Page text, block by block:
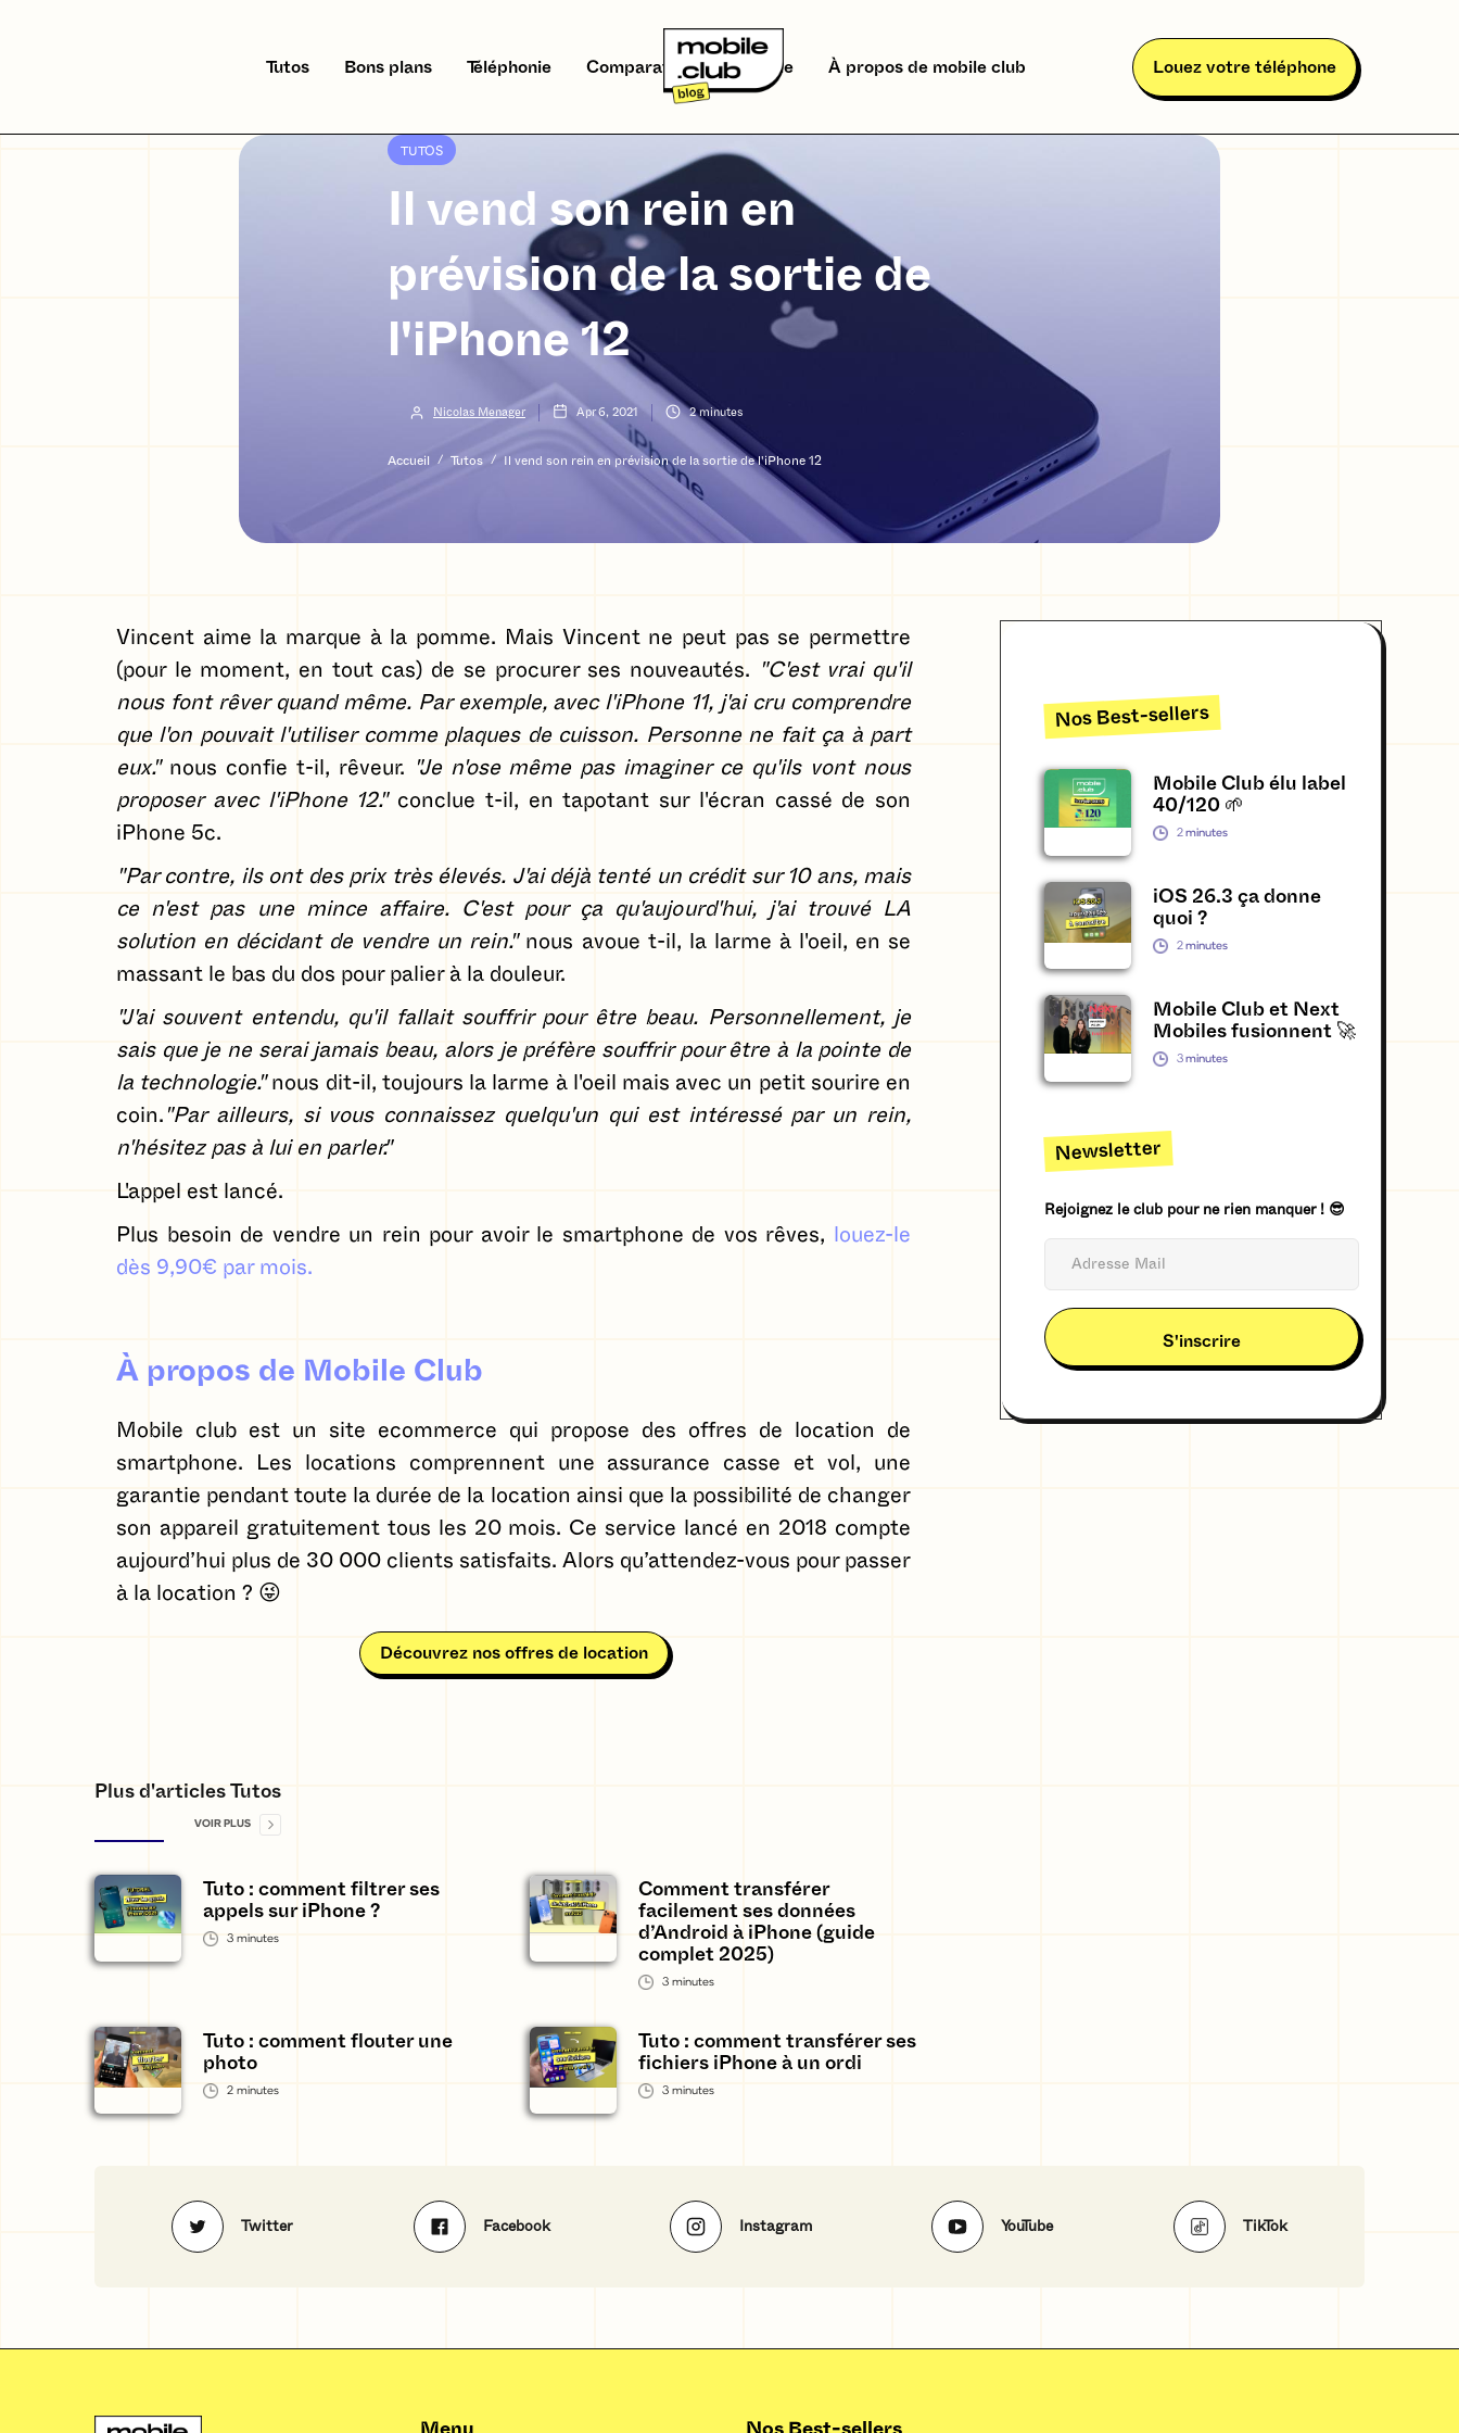
Tutos Bons plans Téléphonie Comparatifs Écologie À propos de mobile club Louez votre téléphone
TUTOS
Il vend son rein en
prévision de la sortie de
l'iPhone 12
Nicolas Menager Apr 6, 2021 2minutes
Accueil / Tutos / Il vend son rein en prévision de la sortie de l'iPhone 12
Vincent aime la marque à la pomme. Mais Vincent ne peut pas se permettre
(pour le moment, en tout cas) de se procurer ses nouveautés.
"C'est vrai qu'il
nous font rêver quand même. Par exemple, avec l'iPhone 11, j'ai cru comprendre
que l'on pouvait l'utiliser comme plaques de cuisson. Personne ne fait ça à part
eux."nous confie t-il, rêveur.
"Je n'ose même pas imaginer ce qu'ils vont nous
proposer avec l'iPhone 12."conclue t-il, en tapotant sur l'écran cassé de son
iPhone 5c.
"Par contre, ils ont des prix très élevés. J'ai déjà tenté un crédit sur 10 ans, mais
ce n'est pas une mince affaire. C'est pour ça qu'aujourd'hui, j'ai trouvé LA
solution en décidant de vendre un rein."nous avoue t-il, la larme à l'oeil, en se
massant le bas du dos pour palier à la douleur.
"J'ai souvent entendu, qu'il fallait souffrir pour être beau. Personnellement, je
sais que je ne serai jamais beau, alors je préfère souffrir pour être à la pointe de
la technologie."nous dit-il, toujours la larme à l'oeil mais avec un petit sourire en
coin. "Par ailleurs, si vous connaissez quelqu'un qui est intéressé par un rein,
n'hésitez pas à lui en parler."
L'appel est lancé.
Plus besoin de vendre un rein pour avoir le smartphone de vos rêves,
louez-le
dès 9,90€ par mois.
À propos de Mobile Club
Mobile club est un site ecommerce qui propose des offres de location de
smartphone. Les locations comprennent une assurance casse et vol, une
garantie pendant toute la durée de la location ainsi que la possibilité de changer
son appareil gratuitement tous les 20 mois. Ce service lancé en 2018 compte
aujourd’hui plus de 30 000 clients satisfaits. Alors qu’attendez-vous pour passer
à la location ? 😜
Découvrez nos offres de location
Plus d'articles Tutos
VOIR PLUS
Tuto : comment filtrer ses
appels sur iPhone ?
3 minutes
Comment transférer
facilement ses données
d’Android à iPhone (guide
complet 2025)
3 minutes
Tuto : comment flouter une
photo
2 minutes
Tuto : comment transférer ses
fichiers iPhone à un ordi
3 minutes
Nos Best-sellers
Mobile Club élu label
40/120 🌱
2minutes
iOS 26.3 ça donne
quoi ?
2minutes
Mobile Club et Next
Mobiles fusionnent 🚀
3minutes
Newsletter
Rejoignez le club pour ne rien manquer ! 😎
Twitter Facebook Instagram YouTube TikTok